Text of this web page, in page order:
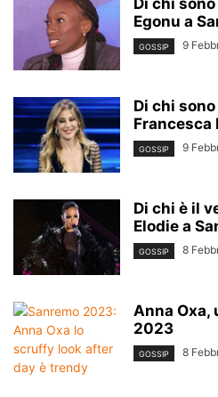
Di chi
Egonu a
GOSSIP 9
Di chi
Francesca
GOSSIP 9
Di chi è il
Elodie a
GOSSIP 8
Anna Oxa,
2023
GOSSIP 8